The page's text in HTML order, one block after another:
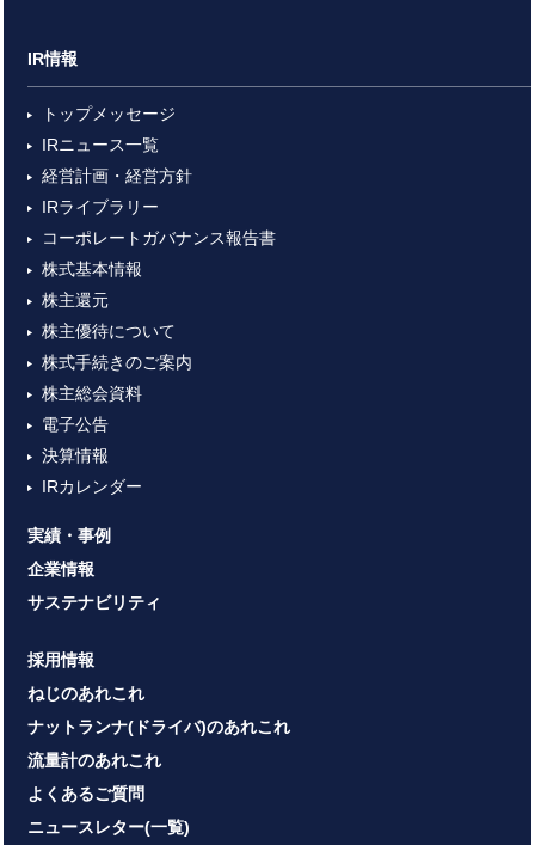
IR情報
トップメッセージ
IRニュース一覧
経営計画・経営方針
IRライブラリー
コーポレートガバナンス報告書
株式基本情報
株主還元
株主優待について
株式手続きのご案内
株主総会資料
電子公告
決算情報
IRカレンダー
実績・事例
企業情報
サステナビリティ
採用情報
ねじのあれこれ
ナットランナ(ドライバ)のあれこれ
流量計のあれこれ
よくあるご質問
ニュースレター(一覧)